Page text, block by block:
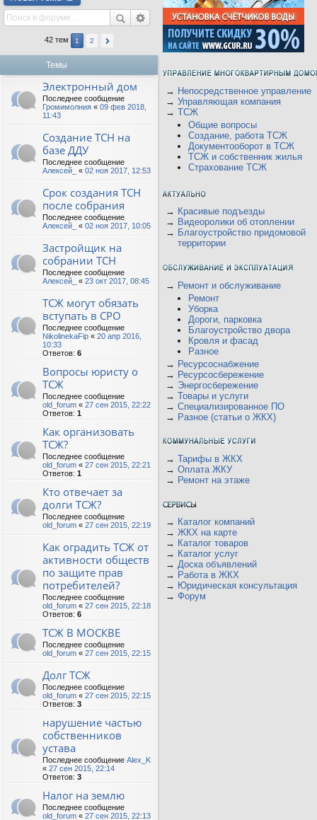
42 тем 1 2
Темы
Электронный дом
Последнее сообщение
Громимолния « 09 фев 2018,
11:43
Создание ТСН на
базе ДДУ
Последнее сообщение
Алексей_
« 02 ноя 2017, 12:53
Срок создания ТСН
после собрания
Последнее сообщение
Алексей_
« 02 ноя 2017, 10:05
Застройщик на
собрании ТСН
Последнее сообщение
Алексей_
« 23 окт 2017, 08:45
ТСЖ могут обязать
вступать в СРО
Последнее сообщение
NikolinekaFip « 20 апр 2016,
10:33
Ответов: 6
Вопросы юристу о
ТСЖ
Последнее сообщение
old_forum « 27 сен 2015, 22:22
Ответов: 1
Как организовать
ТСЖ?
Последнее сообщение
old_forum « 27 сен 2015, 22:21
Ответов: 1
Кто отвечает за
долги ТСЖ?
Последнее сообщение
old_forum « 27 сен 2015, 22:19
Как оградить ТСЖ от
активности обществ
по защите прав
потребителей?
Последнее сообщение
old_forum « 27 сен 2015, 22:18
Ответов: 6
ТСЖ В МОСКВЕ
Последнее сообщение
old_forum « 27 сен 2015, 22:15
Долг ТСЖ
Последнее сообщение
old_forum « 27 сен 2015, 22:15
Ответов: 3
нарушение частью
собственников
устава
Последнее сообщение Alex_K
« 27 сен 2015, 22:14
Ответов: 3
Налог на землю
Последнее сообщение
old_forum « 27 сен 2015, 22:13
→ Непосредственное управление
→ Управляющая компания
→ ТСЖ
Общие вопросы
Создание, работа ТСЖ
Документооборот в ТСЖ
ТСЖ и собственник жилья
Страхование ТСЖ
→ Красивые подъезды
→ Видеоролики об отоплении
→ Благоустройство придомовой
территории
→ Ремонт и обслуживание
Ремонт
Уборка
Дороги, парковка
Благоустройство двора
Кровля и фасад
Разное
→ Ресурсоснабжение
→ Ресурсосбережение
→ Энергосбережение
→ Товары и услуги
→ Специализированное ПО
→ Разное (статьи о ЖКХ)
→ Тарифы в ЖКХ
→ Оплата ЖКУ
→ Ремонт на этаже
→ Каталог компаний
→ ЖКХ на карте
→ Каталог товаров
→ Каталог услуг
→ Доска объявлений
→ Работа в ЖКХ
→ Юридическая консультация
→ Форум